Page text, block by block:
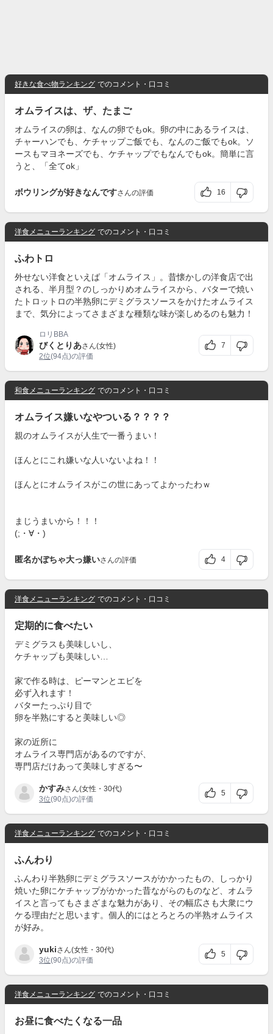
好きな食べ物ランキング でのコメント・口コミ
オムライスは、ザ、たまご
オムライスの卵は、なんの卵でもok。卵の中にあるライスは、
チャーハンでも、ケチャップご飯でも、なんのご飯でもok。ソ
ースもマヨネーズでも、ケチャップでもなんでもok。簡単に言
うと、「全てok」
ボウリングが好きなんですさんの評価 16
洋食メニューランキング でのコメント・口コミ
ふわトロ
外せない洋食といえば「オムライス」。昔懐かしの洋食店で出
される、半月型？のしっかりめオムライスから、バターで焼い
たトロットロの半熟卵にデミグラスソースをかけたオムライス
まで、気分によってさまざまな種類な味が楽しめるのも魅力！
ロリBBA
びくとりあさん(女性)
2位(94点)の評価
7
和食メニューランキング でのコメント・口コミ
オムライス嫌いなやついる？？？？
親のオムライスが人生で一番うまい！
ほんとにこれ嫌いな人いないよね！！
ほんとにオムライスがこの世にあってよかったわｗ
まじうまいから！！！
(;・∀・)
匿名かぼちゃ大っ嫌いさんの評価 4
洋食メニューランキング でのコメント・口コミ
定期的に食べたい
デミグラスも美味しいし、
ケチャップも美味しい…
家で作る時は、ピーマンとエビを
必ず入れます！
バターたっぷり目で
卵を半熟にすると美味しい◎
家の近所に
オムライス専門店があるのですが、
専門店だけあって美味しすぎる〜
かすみさん(女性・30代)
3位(90点)の評価
5
洋食メニューランキング でのコメント・口コミ
ふんわり
ふんわり半熟卵にデミグラスソースがかかったもの、しっかり
焼いた卵にケチャップがかかった昔ながらのものなど、オムラ
イスと言ってもさまざまな魅力があり、その幅広さも大衆にウ
ケる理由だと思います。個人的にはとろとろの半熟オムライス
が好み。
yukiさん(女性・30代)
3位(90点)の評価
5
洋食メニューランキング でのコメント・口コミ
お昼に食べたくなる一品